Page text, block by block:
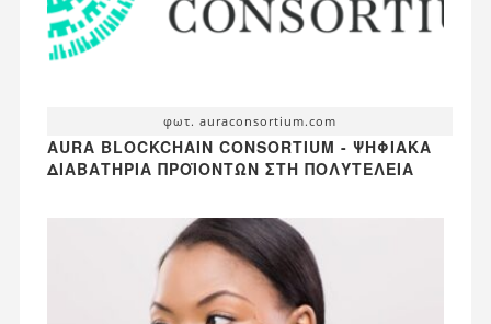
φωτ. auraconsortium.com
AURA BLOCKCHAIN CONSORTIUM - ΨΗΦΙΑΚΆ
ΔΙΑΒΑΤΉΡΙΑ ΠΡΟΪΌΝΤΩΝ ΣΤΗ ΠΟΛΥΤΈΛΕΙΑ